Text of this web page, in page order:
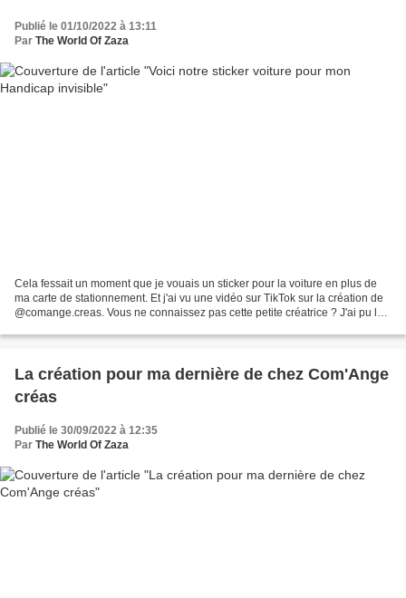
Publié le 01/10/2022 à 13:11
Par The World Of Zaza
Cela fessait un moment que je vouais un sticker pour la voiture en plus de
ma carte de stationnement. Et j'ai vu une vidéo sur TikTok sur la création de
@comange.creas. Vous ne connaissez pas cette petite créatrice ? J'ai pu lui
La création pour ma dernière de chez Com'Ange
créas
Publié le 30/09/2022 à 12:35
Par The World Of Zaza